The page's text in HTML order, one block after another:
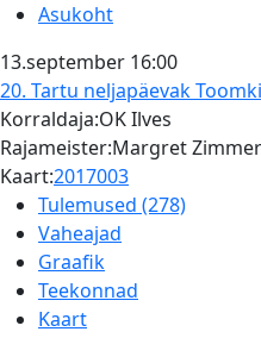
Asukoht
13.september 16:00
20. Tartu neljapäevak
Korraldaja:OK Ilves
Rajameister:Margret
Kaart:2017003
Tulemused (278)
Vaheajad
Graafik
Teekonnad
Kaart